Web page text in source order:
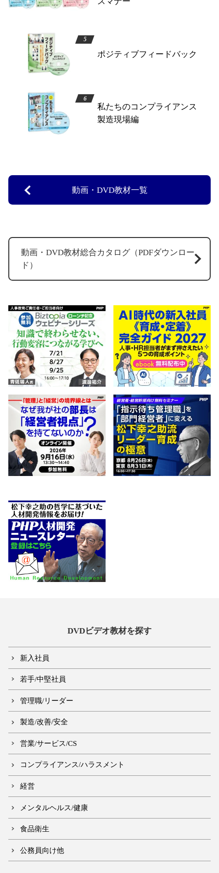
ポジティブフィードバック
私たちのコンプライアンス
製造現場編
動画・DVD教材一覧
動画・DVD教材総合カタログ（PDFダウンロー
ド）
DVDビデオ教材を探す
新入社員
若手/中堅社員
管理職/リーダー
製造/改善/安全
営業/サービス/CS
コンプライアンス/ハラスメント
経営
メンタルヘルス/健康
食品衛生
公務員向け他